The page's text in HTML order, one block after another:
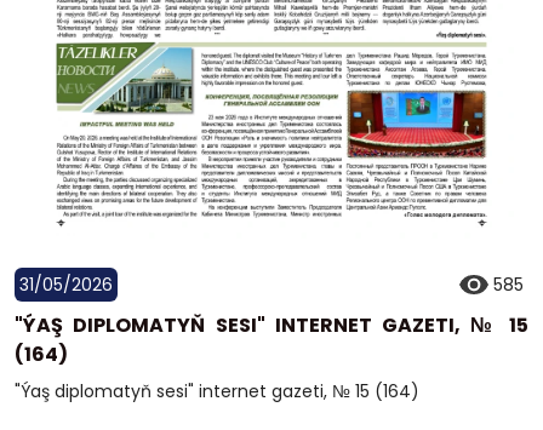
31/05/2026 585
"ÝAŞ DIPLOMATYŇ SESI" INTERNET GAZETI, № 15
(164)
"Ýaş diplomatyň sesi" internet gazeti, № 15 (164)